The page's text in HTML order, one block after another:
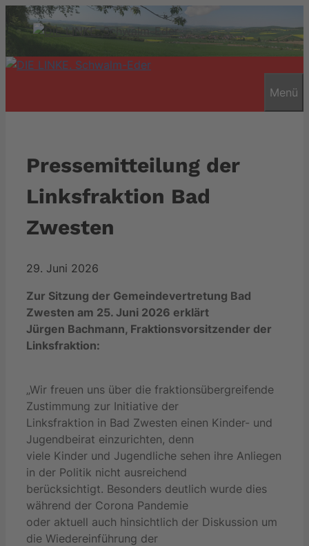
Zum
Inhalt
springen
Menü
Pressemitteilung der
Linksfraktion Bad
Zwesten
29. Juni 2026
Zur Sitzung der Gemeindevertretung Bad
Zwesten am 25. Juni 2026 erklärt
Jürgen Bachmann, Fraktionsvorsitzender der
Linksfraktion:
„Wir freuen uns über die fraktionsübergreifende
Zustimmung zur Initiative der
Linksfraktion in Bad Zwesten einen Kinder- und
Jugendbeirat einzurichten, denn
viele Kinder und Jugendliche sehen ihre Anliegen
in der Politik nicht ausreichend
berücksichtigt. Besonders deutlich wurde dies
während der Corona Pandemie
oder aktuell auch hinsichtlich der Diskussion um
die Wiedereinführung der